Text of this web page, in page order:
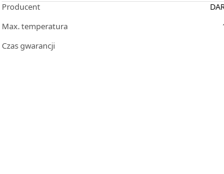
Producent
Max. temperatura
Czas gwarancji